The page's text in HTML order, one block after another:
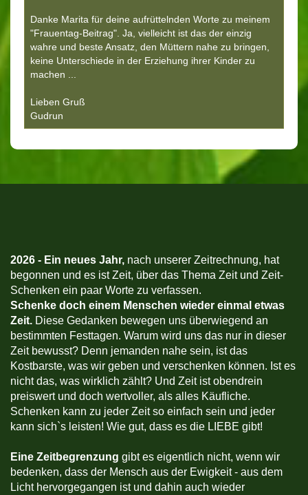
Danke Marita für deine aufrüttelnden Worte zu meinem
"Frauentag-Beitrag". Ja, vielleicht ist das der einzig
wahre und beste Ansatz, den Müttern nahe zu bringen,
keine Unterschiede in der Erziehung ihrer Kinder zu
machen ...
Lieben Gruß
Gudrun
2026 - Ein neues Jahr, nach unserer Zeitrechnung, hat
begonnen und es ist Zeit, über das Thema Zeit und Zeit-
Schenken ein paar Worte zu verfassen.
Schenke doch einem Menschen wieder einmal etwas
Zeit. Diese Gedanken bewegen uns überwiegend an
bestimmten Festtagen. Warum wird uns das nur in dieser
Zeit bewusst? Denn jemanden nahe sein, ist das
Kostbarste, was wir geben und verschenken können. Ist es
nicht das, was wirklich zählt? Und Zeit ist obendrein
preiswert und doch wertvoller, als alles Käufliche.
Schenken kann zu jeder Zeit so einfach sein und jeder
kann sich`s leisten! Wie gut, dass es die LIEBE gibt!
Eine Zeitbegrenzung gibt es eigentlich nicht, wenn wir
bedenken, dass der Mensch aus der Ewigkeit - aus dem
Licht hervorgegangen ist und dahin auch wieder